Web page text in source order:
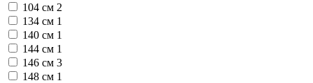
104 см 2
134 см 1
140 см 1
144 см 1
146 см 3
148 см 1